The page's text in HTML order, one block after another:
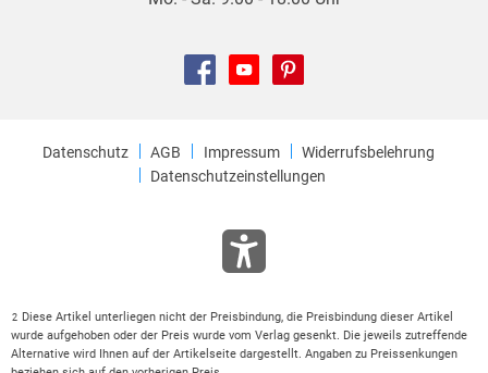
Datenschutz AGB Impressum
Widerrufsbelehrung
Datenschutzeinstellungen
2
Diese Artikel unterliegen nicht der Preisbindung, die Preisbindung dieser Artikel
wurde aufgehoben oder der Preis wurde vom Verlag gesenkt. Die jeweils zutreffende
Alternative wird Ihnen auf der Artikelseite dargestellt. Angaben zu Preissenkungen